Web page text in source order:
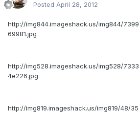
Posted April 28, 2012
http://img844.imageshack.us/img844/
69981.jpg
http://img528.imageshack.us/img528/
4e226.jpg
http://img819.imageshack.us/img819/48/